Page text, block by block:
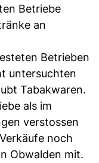
Betriebe
an
Betrieben
untersuchten
Tabakwaren.
als im
verstossen
noch
Obwalden mit.